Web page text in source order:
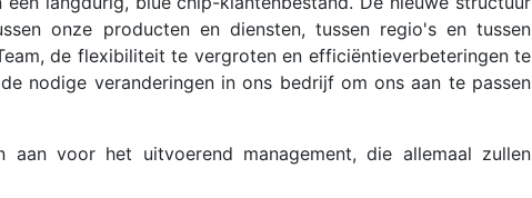
onze producten en diensten, tussen regio's en tussen
de flexibiliteit te vergroten en efficiëntieverbeteringen te
nodige veranderingen in ons bedrijf om ons aan te passen
voor het uitvoerend management, die allemaal zullen